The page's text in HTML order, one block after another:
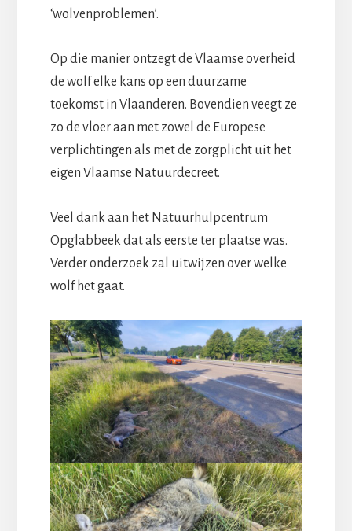
‘wolvenproblemen’.
Op die manier ontzegt de Vlaamse overheid
de wolf elke kans op een duurzame
toekomst in Vlaanderen. Bovendien veegt ze
zo de vloer aan met zowel de Europese
verplichtingen als met de zorgplicht uit het
eigen Vlaamse Natuurdecreet.
Veel dank aan het Natuurhulpcentrum
Opglabbeek dat als eerste ter plaatse was.
Verder onderzoek zal uitwijzen over welke
wolf het gaat.